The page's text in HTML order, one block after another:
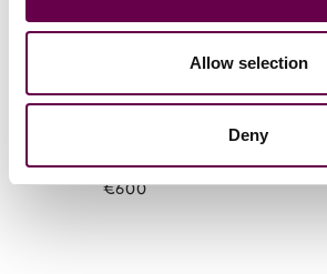
Allow selection
Deny
€600